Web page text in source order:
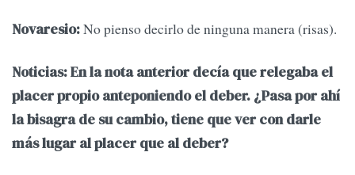
Novaresio:No pienso decirlo de ninguna manera (risas).
Noticias: En la nota anterior decía que relegaba el
placer propio anteponiendo el deber. ¿Pasa por ahí
la bisagra de su cambio, tiene que ver con darle
más lugar al placer que al deber?